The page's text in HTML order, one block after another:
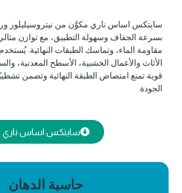
سايتكس اساس ناري مكوَّن من نيتروسيليلوز
بسرعة الجفاف وسهولة التطبيق، مع توازن
مقاومة الماء، وتماسك الطبقات النهائية.
الأثاث والأعمال الخشبية، الأسطح المعدنية،
قوية تمنع امتصاص الطبقة النهائية وتضمن
الجودة.
سايتكس اساس ناري
حاسبة الدهان